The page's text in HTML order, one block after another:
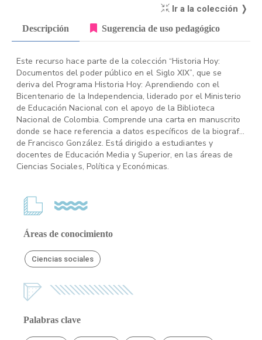
Ir a la colección ❭
Descripción Sugerencia de uso pedagógico
Este recurso hace parte de la colección “Historia Hoy:
Documentos del poder público en el Siglo XIX”, que se
deriva del Programa Historia Hoy: Aprendiendo con el
Bicentenario de la Independencia, liderado por el Ministerio
de Educación Nacional con el apoyo de la Biblioteca
Nacional de Colombia. Comprende una carta en manuscrito
donde se hace referencia a datos específicos de la biografía
de Francisco González. Está dirigido a estudiantes y
docentes de Educación Media y Superior, en las áreas de
Ciencias Sociales, Política y Económicas.
Áreas de conocimiento
Ciencias sociales
Palabras clave